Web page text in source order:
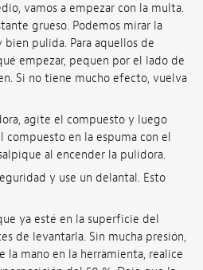
vamos a empezar con la multa.
grueso. Podemos mirar la
pulida. Para aquellos de
empezar, pequen por el lado de
Si no tiene mucho efecto, vuelva
agite el compuesto y luego
en la espuma con el
al encender la pulidora.
y use un delantal. Esto
ya esté en la superficie del
de levantarla. Sin mucha presión,
la mano en la herramienta, realice